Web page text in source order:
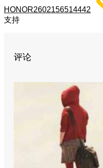
HONOR2602156514442
支持
评论